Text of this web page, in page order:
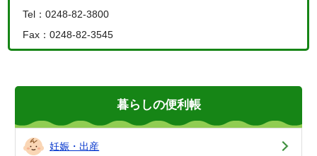
Tel：0248-82-3800
Fax：0248-82-3545
暮らしの便利帳
妊娠・出産